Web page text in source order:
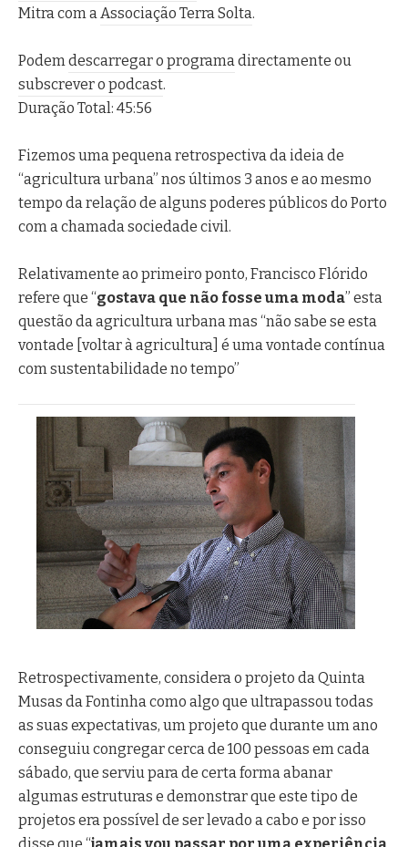
BLOGROLL
A Baixa do Porto
A Cidade Surpreendente
Campo Aberto
JornalismoPortoNet
Copyright © 2026
O Porto Em Conversa
g
ã
o
e
c
a
s
i
n
a
l
m
e
a
Mitra com aAssociação Terra Solta.
Podemdescarregar o programadirectamente ou
subscrever o podcast.
Duração Total: 45:56
Fizemos uma pequena retrospectiva da ideia de
“agricultura urbana” nos últimos 3 anos e ao mesmo
tempo da relação de alguns poderes públicos do Porto
com a chamada sociedade civil.
Relativamente ao primeiro ponto, Francisco Flórido
refere que “gostava que não fosse uma moda” esta
questão da agricultura urbana mas “não sabe se esta
vontade [voltar à agricultura] é uma vontade contínua
com sustentabilidade no tempo”
Retrospectivamente, considera o projeto da Quinta
Musas da Fontinha como algo que ultrapassou todas
as suas expectativas, um projeto que durante um ano
conseguiu congregar cerca de 100 pessoas em cada
sábado, que serviu para de certa forma abanar
algumas estruturas e demonstrar que este tipo de
projetos era possível de ser levado a cabo e por isso